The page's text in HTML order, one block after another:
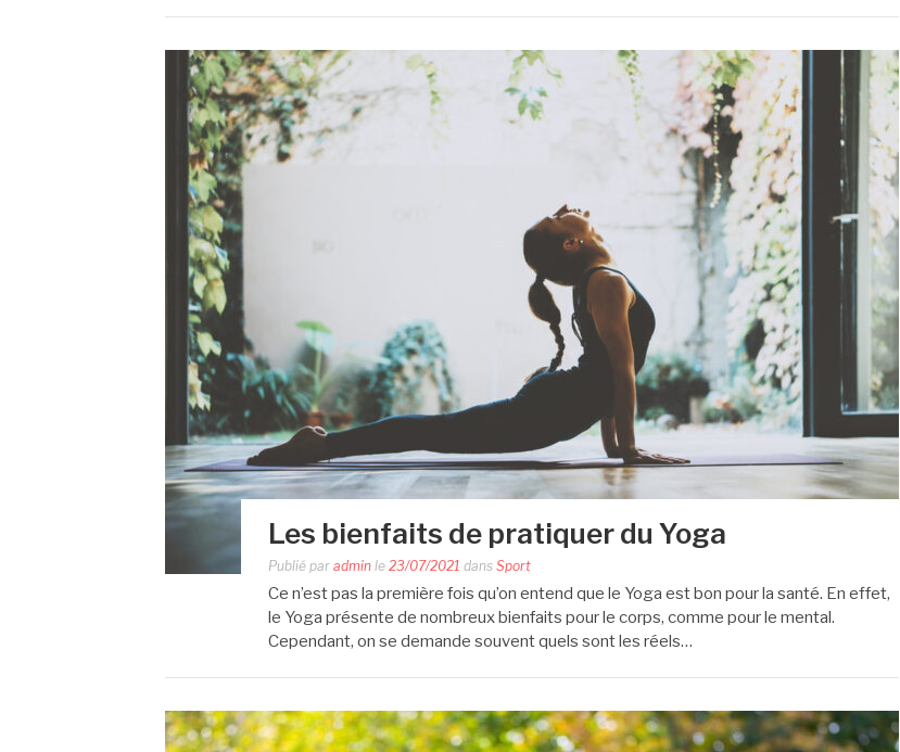
Les bienfaits de pratiquer du Yoga
Publié par admin le 23/07/2021 dans Sport
Ce n’est pas la première fois qu’on entend que le Yoga est bon pour la santé. En effet,
le Yoga présente de nombreux bienfaits pour le corps, comme pour le mental.
Cependant, on se demande souvent quels sont les réels…